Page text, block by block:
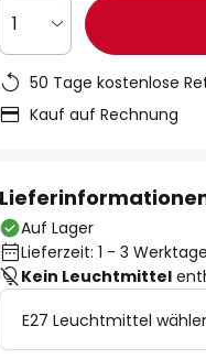
1
50 Tage kostenlose
Kauf auf Rechnung
Auf Lager
Lieferzeit: 1 - 3 Werktage
Kein Leuchtmittel
E27 Leuchtmittel